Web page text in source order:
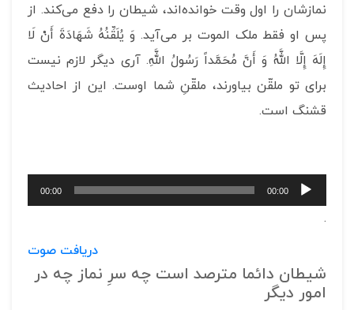
نمازشان را اول وقت خوانده‌اند، شیطان را دفع می‌کند. از
پس او فقط ملک الموت بر می‌آید. وَ يُلَقِّنُهُ شَهَادَةَ أَنْ لَا
إِلَهَ إِلَّا اللَّهُ وَ أَنَّ مُحَمَّداً رَسُولُ اللَّهِ. آری دیگر لازم نیست
برای تو ملقّن بیاورند، ملقّنِ شما اوست. این از احادیث
قشنگ است.
پخش‌کننده
صوت
00:00
00:00
.
دریافت صوت
شیطان دائما مترصد است چه سرِ نماز چه در
امور دیگر